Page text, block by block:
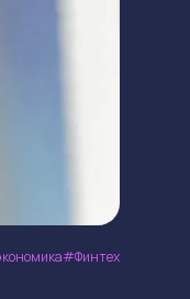
Финтех